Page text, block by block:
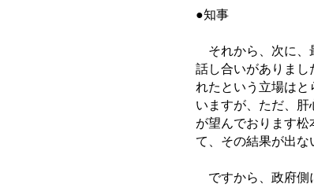
●知事
それから、次に、
話し合いがありまし
れたという立場はと
いますが、ただ、
が望んでおります
て、その結果が出な
ですから、政府側